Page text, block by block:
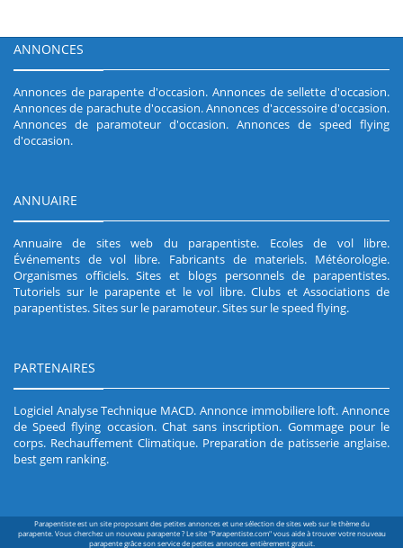
ANNONCES
Annonces de parapente d'occasion. Annonces de sellette d'occasion.
Annonces de parachute d'occasion.Annonces d'accessoire d'occasion.
Annonces de paramoteur d'occasion. Annonces de speed flying
d'occasion.
ANNUAIRE
Annuaire de sites web du parapentiste. Ecoles de vol libre.
Événements de vol libre. Fabricants de materiels. Météorologie.
Organismes officiels.Sites et blogs personnels de parapentistes.
Tutoriels sur le parapente et le vol libre.Clubs et Associations de
parapentistes.Sites sur le paramoteur.Sites sur le speed flying.
PARTENAIRES
Logiciel Analyse Technique MACD. Annonce immobiliere loft.Annonce
de Speed flying occasion. Chat sans inscription. Gommage pour le
corps. Rechauffement Climatique. Preparation de patisserie anglaise.
best gem ranking.
Parapentiste est un site proposant des petites annonces et une sélection de sites web sur le thème du
parapente. Vous cherchez un nouveau parapente ? Le site "Parapentiste.com" vous aide à trouver votre nouveau
parapente grâce son service de petites annonces entièrement gratuit.